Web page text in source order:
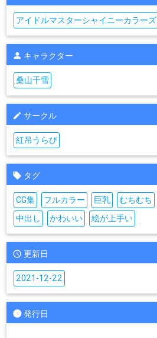
アイドルマスターシャイニーカラーズ
キャラクター
桑山千雪
サークル
紅吊うらび
タグ
CG集 フルカラー 巨乳 むちむち
中出し
かわいい 絵が上手い
更新日
2021-12-22
発行日